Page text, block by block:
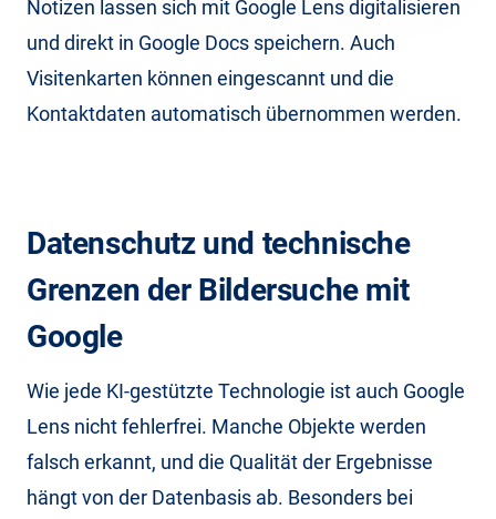
Notizen lassen sich mit Google Lens digitalisieren
und direkt in Google Docs speichern. Auch
Visitenkarten können eingescannt und die
Kontaktdaten automatisch übernommen werden.
Datenschutz und technische
Grenzen der Bildersuche mit
Google
Wie jede KI-gestützte Technologie ist auch Google
Lens nicht fehlerfrei. Manche Objekte werden
falsch erkannt, und die Qualität der Ergebnisse
hängt von der Datenbasis ab. Besonders bei